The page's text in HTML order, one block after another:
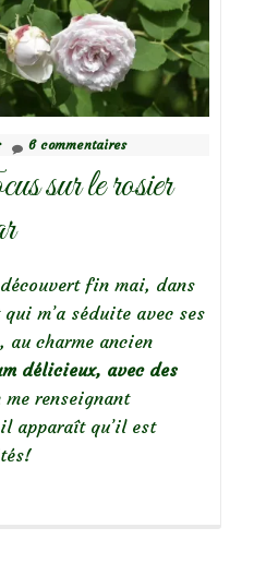
6 commentaires
sur le rosier
fin mai, dans
m’a séduite avec ses
au charme ancien
délicieux, avec des
me renseignant
apparaît qu’il est